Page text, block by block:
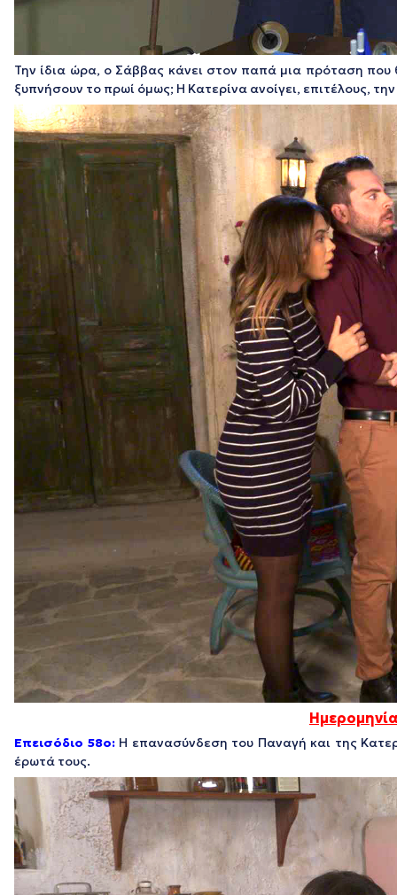
Την ίδια ώρα, ο Σάββας κάνει στον παπά μια πρόταση
ξυπνήσουν το πρωί όμως; Η Κατερίνα ανοίγει, επιτέλους,
Επεισόδιο 58ο: Η επανασύνδεση του Παναγή και της
έρωτά τους.